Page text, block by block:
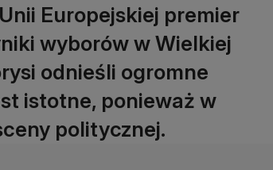
Europejskiej premier
wyborów w Wielkiej
odnieśli ogromne
istotne, ponieważ w
politycznej.